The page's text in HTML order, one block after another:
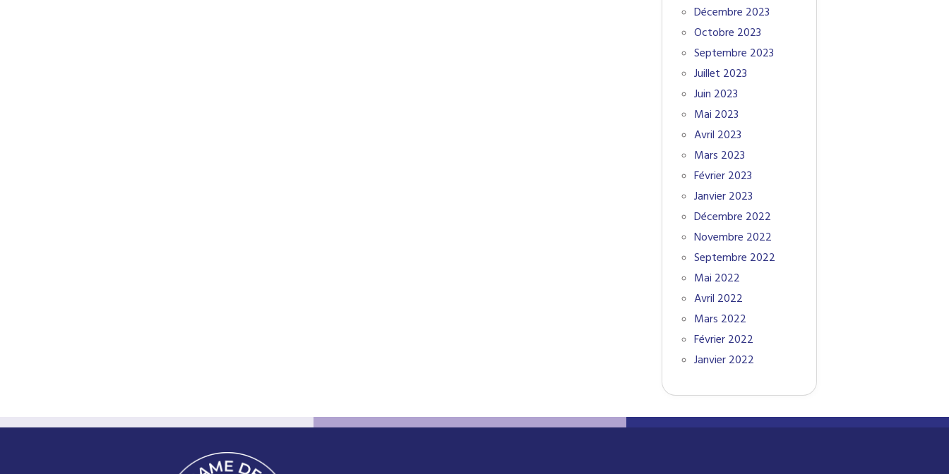
Décembre 2023
Octobre 2023
Septembre 2023
Juillet 2023
Juin 2023
Mai 2023
Avril 2023
Mars 2023
Février 2023
Janvier 2023
Décembre 2022
Novembre 2022
Septembre 2022
Mai 2022
Avril 2022
Mars 2022
Février 2022
Janvier 2022